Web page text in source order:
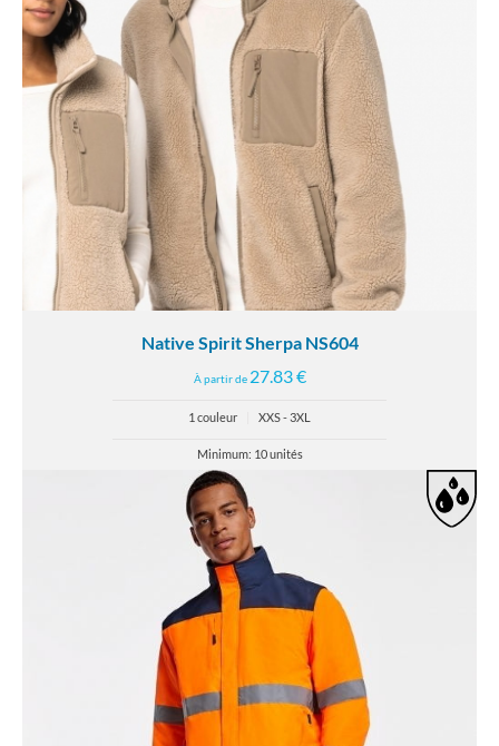
Native Spirit Sherpa NS604
À partir de 27.83 €
1 couleur XXS - 3XL
Minimum: 10 unités